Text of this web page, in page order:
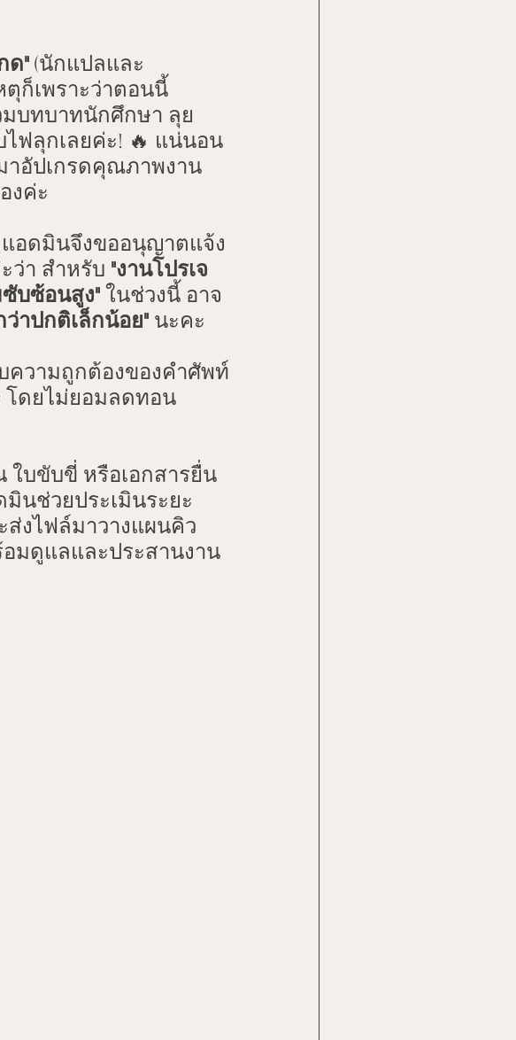
Citizenship Prep
Guide
Explained
Planning Tips
ด" (นักแปลและ
ตุก็เพราะว่าตอนนี้
มบทบาทนักศึกษา ลุย
ไฟลุกเลยค่ะ! 🔥 แน่นอน
าอัปเกรดคุณภาพงาน
งค่ะ
แอดมินจึงขออนุญาตแจ้ง
ว่า สำหรับ "งานโปรเจ
ซับซ้อนสูง" ในช่วงนี้ อาจ
ว่าปกติเล็กน้อย" นะคะ
ความถูกต้องของคำศัพท์
โดยไม่ยอมลดทอน
ใบขับขี่ หรือเอกสารยื่น
นช่วยประเมินระยะ
งไฟล์มาวางแผนคิว
มดูแลและประสานงาน